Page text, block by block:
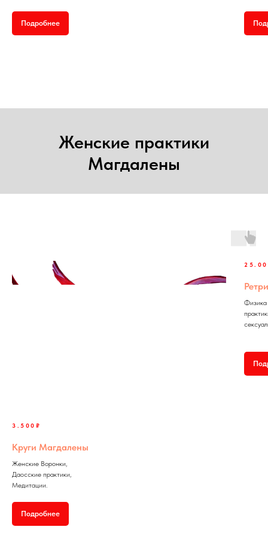
Подробнее
Женские практики
Магдалены
3.500₽
Круги Магдалены
Женские Воронки,
Даосские практики,
Медитации.
Подробнее
Физика